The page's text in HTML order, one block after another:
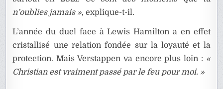
n’oublies jamais », explique-t-il.
L’année du duel face à Lewis Hamilton a en effet
cristallisé une relation fondée sur la loyauté et la
protection. Mais Verstappen va encore plus loin : «
Christian est vraiment passé par le feu pour moi. »